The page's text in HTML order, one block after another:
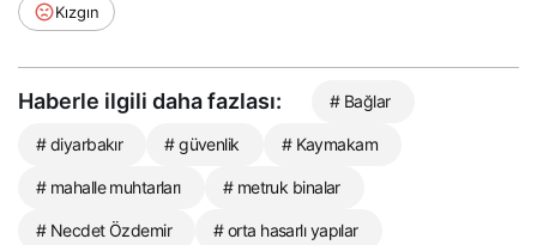
Kızgın
Haberle ilgili daha fazlası: # Bağlar
# diyarbakır # güvenlik # Kaymakam
# mahalle muhtarları # metruk binalar
# Necdet Özdemir # orta hasarlı yapılar